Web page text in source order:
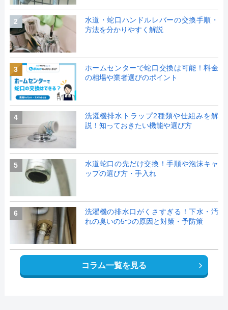
2
水道・蛇口ハンドルレバーの交換手順・
方法を分かりやすく解説
3
ホームセンターで蛇口交換は可能！料金
の相場や業者選びのポイント
4
洗濯機排水トラップ2種類や仕組みを解
説！知っておきたい機能や選び方
5
水道蛇口の先だけ交換！手順や泡沫キャ
ップの選び方・手入れ
6
洗濯機の排水口がくさすぎる！下水・汚
れの臭いの5つの原因と対策・予防策
コラム一覧を見る